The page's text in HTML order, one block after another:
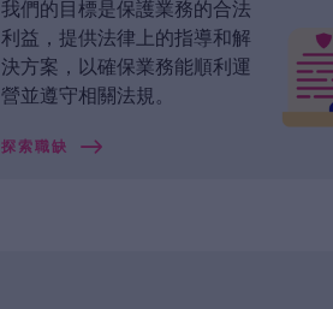
我們的目標是保護業務的合法
利益，提供法律上的指導和解
決方案，以確保業務能順利運
營並遵守相關法規。
探索職缺